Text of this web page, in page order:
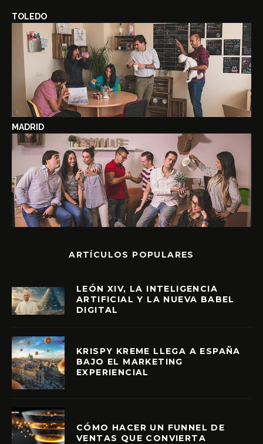
TOLEDO
MADRID
ARTÍCULOS POPULARES
LEÓN XIV, LA INTELIGENCIA
ARTIFICIAL Y LA NUEVA BABEL
DIGITAL
KRISPY KREME LLEGA A ESPAÑA
BAJO EL MARKETING
EXPERIENCIAL
CÓMO HACER UN FUNNEL DE
VENTAS QUE CONVIERTA